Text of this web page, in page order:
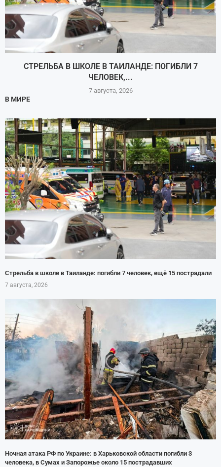
СТРЕЛЬБА В ШКОЛЕ В ТАИЛАНДЕ: ПОГИБЛИ 7
ЧЕЛОВЕК,...
7 августа, 2026
В МИРЕ
Стрельба в школе в Таиланде: погибли 7 человек, ещё 15 пострадали
7 августа, 2026
Ночная атака РФ по Украине: в Харьковской области погибли 3
человека, в Сумах и Запорожье около 15 пострадавших